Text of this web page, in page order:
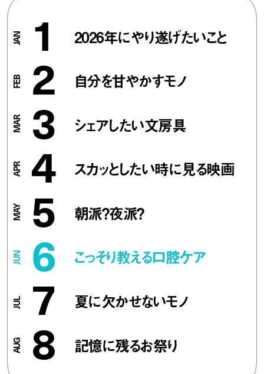
1 2026年にやり遂げたいこと
2 自分を甘やかすモノ
3 シェアしたい文房具
4 スカッとしたい時に見る映画
5 朝派？夜派？
6 こっそり教える口腔ケア
7 夏に欠かせないモノ
8 記憶に残るお祭り